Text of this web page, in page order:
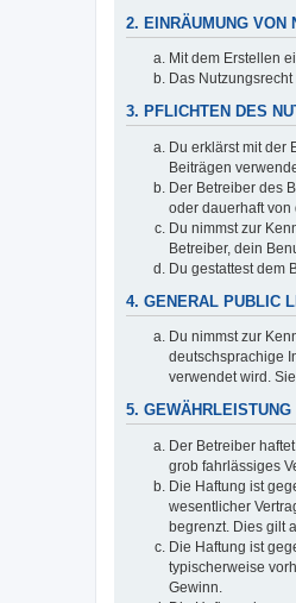
2. EINRÄUMUNG VON
Mit dem Erstellen
Das
3. PFLICHTEN DES
Du erklärst mit der
Beiträgen
Der Betreiber des
oder dauerhaft von
Du nimmst zur
Betreiber, dein
Du gestattest dem
4. GENERAL PUBLIC
Du nimmst zur
deutschsprachige
verwendet wird.
5. GEWÄHRLEISTUNG
Der Betreiber
grob fahrlässiges
Die Haftung ist
wesentlicher
begrenzt. Dies gilt
Die Haftung ist
typischerweise
Gewinn.